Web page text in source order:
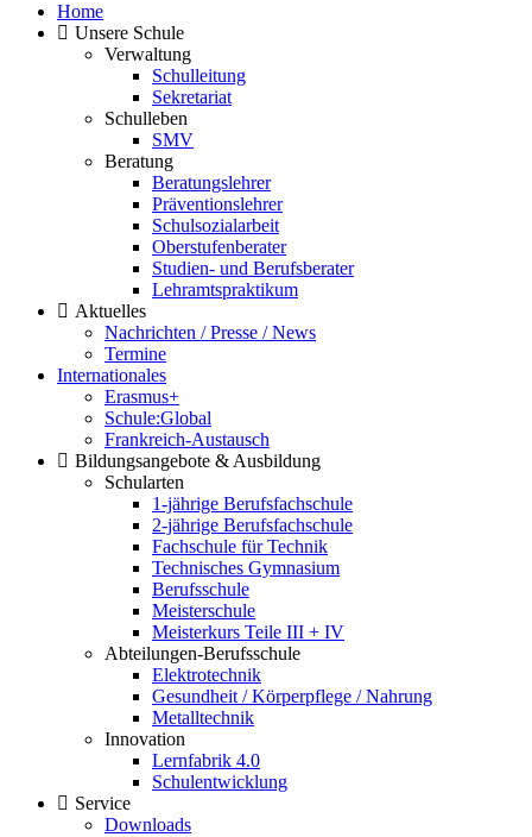
Home
Unsere Schule
Verwaltung
Schulleitung
Sekretariat
Schulleben
SMV
Beratung
Beratungslehrer
Präventionslehrer
Schulsozialarbeit
Oberstufenberater
Studien- und Berufsberater
Lehramtspraktikum
Aktuelles
Nachrichten / Presse / News
Termine
Internationales
Erasmus+
Schule:Global
Frankreich-Austausch
Bildungsangebote & Ausbildung
Schularten
1-jährige Berufsfachschule
2-jährige Berufsfachschule
Fachschule für Technik
Technisches Gymnasium
Berufsschule
Meisterschule
Meisterkurs Teile III + IV
Abteilungen-Berufsschule
Elektrotechnik
Gesundheit / Körperpflege / Nahrung
Metalltechnik
Innovation
Lernfabrik 4.0
Schulentwicklung
Service
Downloads